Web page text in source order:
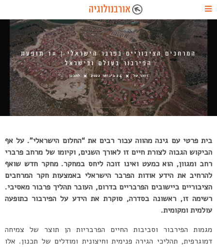
המרחבים הציבוריים בפרבר הישראלי | 1# תופעת
הפירבור בעולם ובישראל
זוהר טל 24 בינואר 2022 לתכנן
בית פרטי עם גינה מהווה עבור רבים את “החלום הישראלי”. על אף
הביקוש הגבוה לצורת חיים זו לאורך השנים, וקיומו של מרחב פרברי
רחב ומגוון, הוא כמעט ואינו זוכה ליחס במחקר. מחקר חדש שואף
להרחיב את הידע אודות הפרבר הישראלי באמצעות חקר המרחבים
הציבוריים ביישובים הפרבריים בדרום, העובר תהליך פרבור מאסיבי.
רשימה זו, ראשונה בסדרה, סוקרת את הידע על הפירבור כתופעה
עולמית ומקומית.
מגמות הפירבור וסביבות החיים הפרבריות הן תוצר של צמיחה
דמוגרפית, תהליכי הגירה פנימית וחיצונית ומודלים של תכנון. אלו